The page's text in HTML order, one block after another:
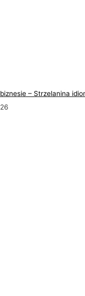
– Strzelanina